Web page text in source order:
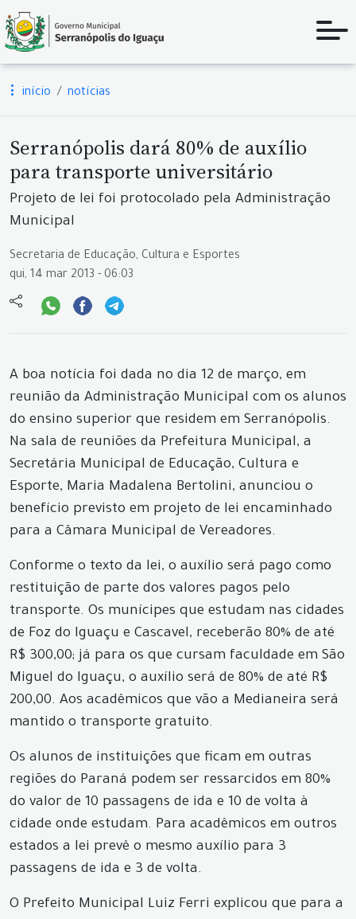
início notícias
Serranópolis dará 80% de auxílio
para transporte universitário
Projeto de lei foi protocolado pela Administração
Municipal
Secretaria de Educação, Cultura e Esportes
qui, 14 mar 2013 - 06:03
A boa notícia foi dada no dia 12 de março, em
reunião da Administração Municipal com os alunos
do ensino superior que residem em Serranópolis.
Na sala de reuniões da Prefeitura Municipal, a
Secretária Municipal de Educação, Cultura e
Esporte, Maria Madalena Bertolini, anunciou o
benefício previsto em projeto de lei encaminhado
para a Câmara Municipal de Vereadores.
Conforme o texto da lei, o auxílio será pago como
restituição de parte dos valores pagos pelo
transporte. Os munícipes que estudam nas cidades
de Foz do Iguaçu e Cascavel, receberão 80% de até
R$ 300,00; já para os que cursam faculdade em São
Miguel do Iguaçu, o auxílio será de 80% de até R$
200,00. Aos acadêmicos que vão a Medianeira será
mantido o transporte gratuito.
Os alunos de instituições que ficam em outras
regiões do Paraná podem ser ressarcidos em 80%
do valor de 10 passagens de ida e 10 de volta à
cidade onde estudam. Para acadêmicos em outros
estados a lei prevê o mesmo auxílio para 3
passagens de ida e 3 de volta.
O Prefeito Municipal Luiz Ferri explicou que para a